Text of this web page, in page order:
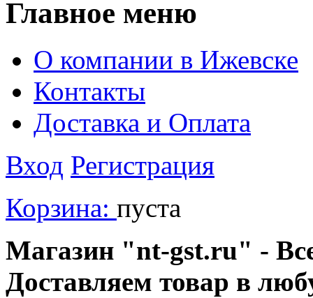
Главное меню
О компании в Ижевске
Контакты
Доставка и Оплата
Вход Регистрация
Корзина: пуста
Магазин "nt-gst.ru" -
Доставляем товар в